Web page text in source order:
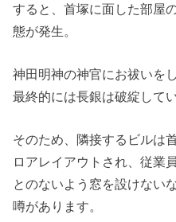
すると、首塚に面した部屋
態が発生。
神田明神の神官にお祓いを
最終的には長銀は破綻してい
そのため、隣接するビルは
ロアレイアウトされ、従業
とのないよう窓を設けない
噂があります。